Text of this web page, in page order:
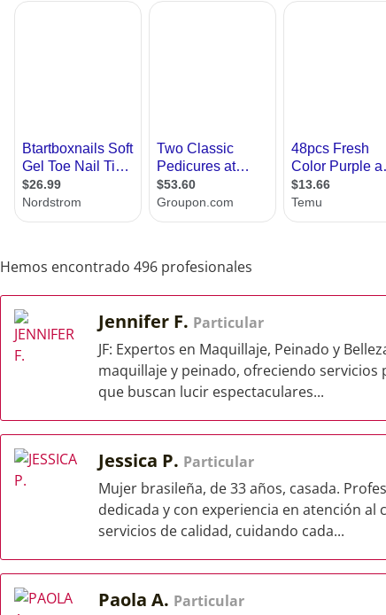
Hemos encontrado 496 profesionales
Jennifer F. Particular
JF: Expertos en Maquillaje, Peinado y
maquillaje y peinado, ofreciendo
que buscan lucir espectaculares...
Jessica P. Particular
Mujer brasileña, de 33 años, casada.
dedicada y con experiencia en atención
servicios de calidad, cuidando cada...
Paola A. Particular